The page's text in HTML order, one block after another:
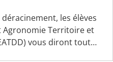
les élèves
Territoire et
vous diront tout…